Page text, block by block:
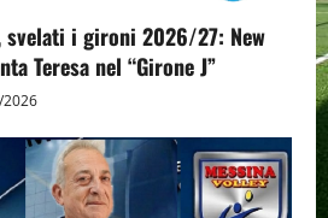
svelati i gironi 2026/27: New
Teresa nel “Girone J”